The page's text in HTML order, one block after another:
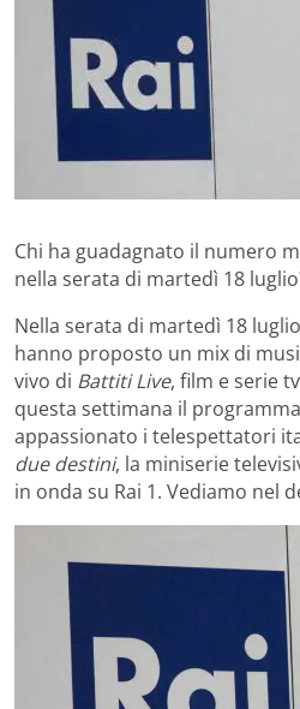
Chi ha guadagnato il numero
nella serata di martedì 18
Nella serata di martedì 18
hanno proposto un mix di
vivo di Battiti Live, film e serie
questa settimana il
appassionato i telespettatori
due destini, la miniserie
in onda su Rai 1. Vediamo nel